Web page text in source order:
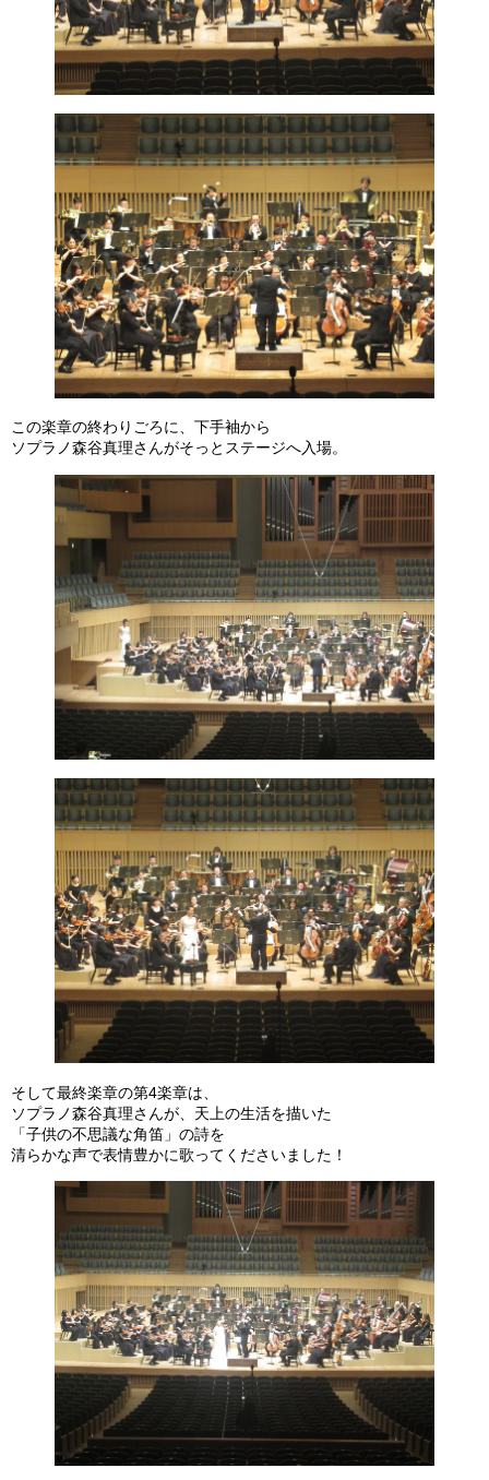
この楽章の終わりごろに、下手袖から
ソプラノ森谷真理さんがそっとステージへ入場。
そして最終楽章の第4楽章は、
ソプラノ森谷真理さんが、天上の生活を描いた
「子供の不思議な角笛」の詩を
清らかな声で表情豊かに歌ってくださいました！